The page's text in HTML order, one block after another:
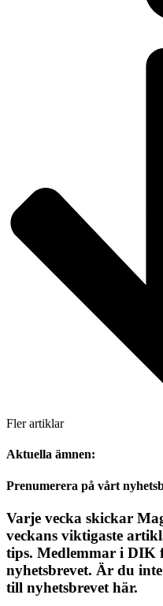
Fler artiklar
Aktuella ämnen:
Prenumerera på vårt
Varje vecka skickar
veckans viktigaste
tips. Medlemmar i DIK
nyhetsbrevet. Är du
till nyhetsbrevet här.